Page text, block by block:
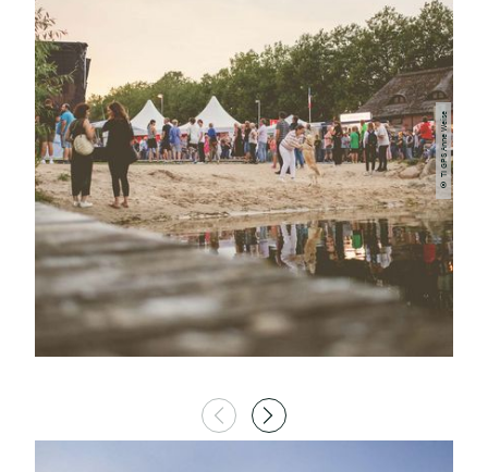
© TI GPS Anne Weise